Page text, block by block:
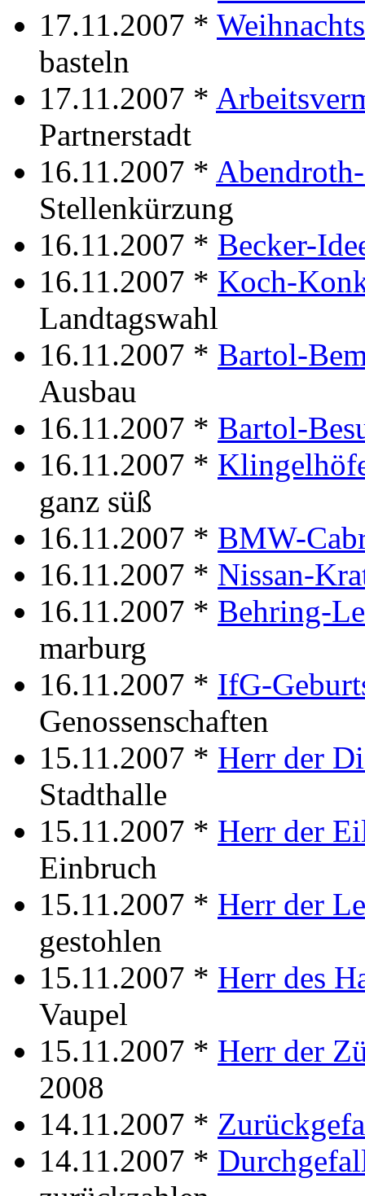
17.11.2007 *
basteln
17.11.2007 *
Partnerstadt
16.11.2007 *
Stellenkürzung
16.11.2007 * Becker-
16.11.2007 * Koch-
Landtagswahl
16.11.2007 * Bartol-
Ausbau
16.11.2007 * Bartol-
16.11.2007 *
ganz süß
16.11.2007 * BMW-
16.11.2007 * Nissan-
16.11.2007 * Behring-
marburg
16.11.2007 * IfG-
Genossenschaften
15.11.2007 * Herr der
Stadthalle
15.11.2007 * Herr der
Einbruch
15.11.2007 * Herr der
gestohlen
15.11.2007 * Herr des
Vaupel
15.11.2007 * Herr der
2008
14.11.2007 *
14.11.2007 *